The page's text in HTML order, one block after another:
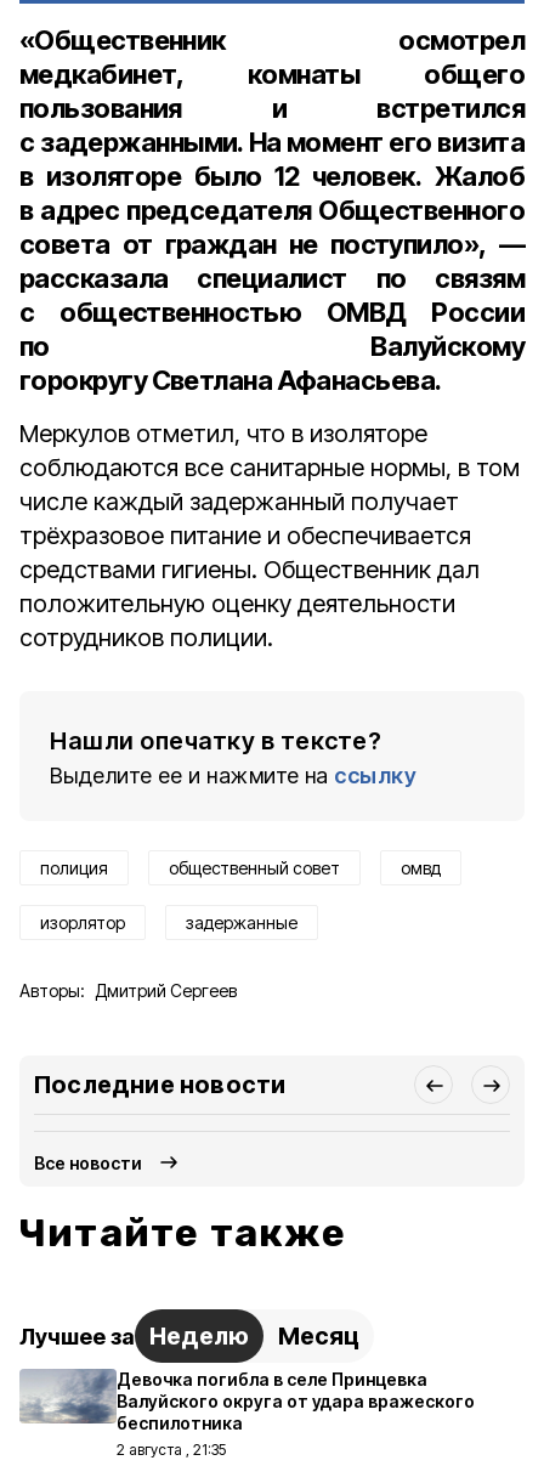
«Общественник осмотрел
медкабинет, комнаты общего
пользования и встретился
с задержанными. На момент его визита
в изоляторе было12 человек. Жалоб
в адрес председателя Общественного
совета от граждан не поступило», —
рассказала специалист по связям
с общественностью ОМВД России
по Валуйскому
горокругуСветлана Афанасьева.
Меркулов отметил, что в изоляторе
соблюдаются все санитарные нормы, в том
числе каждый задержанный получает
трёхразовое питание и обеспечивается
средствами гигиены. Общественник дал
положительную оценку деятельности
сотрудников полиции.
Нашли опечатку в тексте?
Выделите ее и нажмите на ссылку
полиция общественный совет омвд
изорлятор задержанные
Авторы: Дмитрий Сергеев
Последние новости
Все новости
Читайте также
Лучшее за Неделю Месяц
Девочка погибла в селе Принцевка
Валуйского округа от удара вражеского
беспилотника
2 августа , 21:35